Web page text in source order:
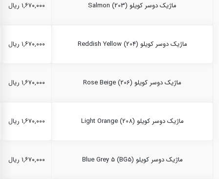
ماژیک دوسر کویلو Salmon (203) ۱,۶۷۰,۰۰۰ ریال
ماژیک دوسر کویلو Reddish Yellow (204) ۱,۶۷۰,۰۰۰ ریال
ماژیک دوسر کویلو Rose Beige (206) ۱,۶۷۰,۰۰۰ ریال
ماژیک دوسر کویلو Light Orange (208) ۱,۶۷۰,۰۰۰ ریال
ماژیک دوسر کویلو Blue Grey 5 (BG5) ۱,۶۷۰,۰۰۰ ریال